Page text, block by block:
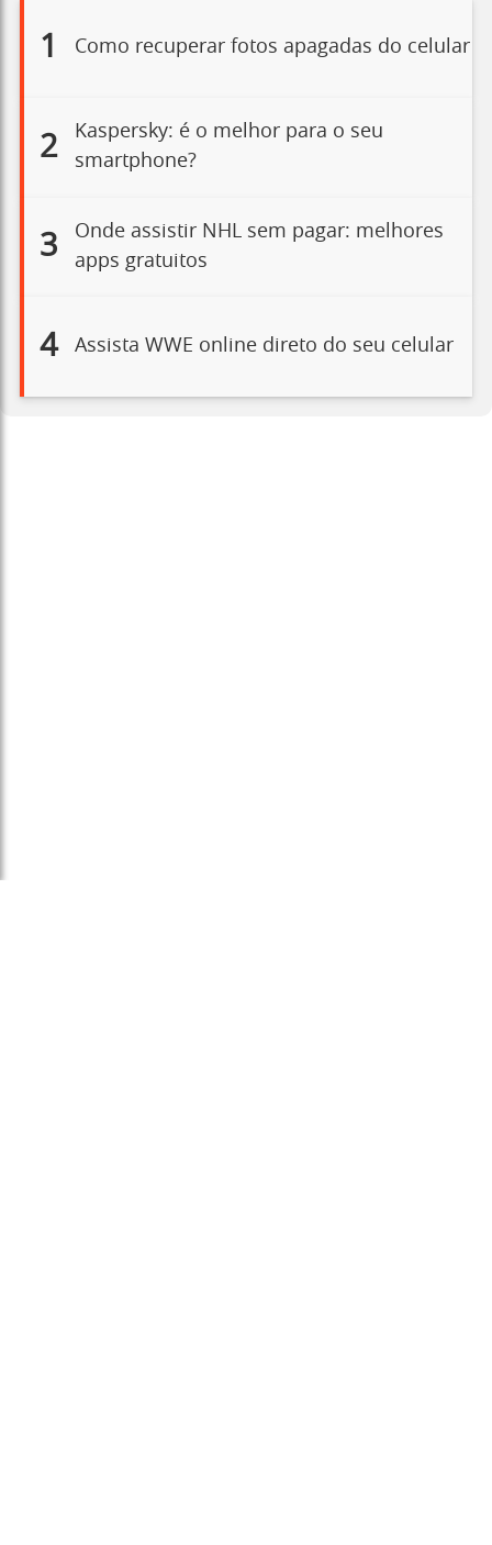
1 Como recuperar fotos apagadas do celular
2
Kaspersky: é o melhor para o seu
smartphone?
3
Onde assistir NHL sem pagar: melhores
apps gratuitos
4 Assista WWE online direto do seu celular